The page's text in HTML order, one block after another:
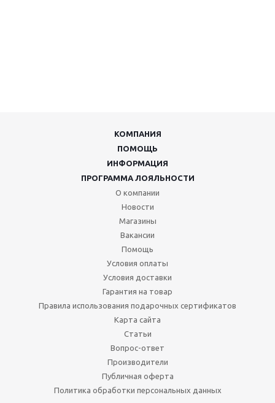
КОМПАНИЯ
ПОМОЩЬ
ИНФОРМАЦИЯ
ПРОГРАММА ЛОЯЛЬНОСТИ
О компании
Новости
Магазины
Вакансии
Помощь
Условия оплаты
Условия доставки
Гарантия на товар
Правила использования подарочных сертификатов
Карта сайта
Статьи
Вопрос-ответ
Производители
Публичная оферта
Политика обработки персональных данных